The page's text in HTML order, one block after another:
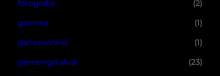
fotografie (2)
gamma (1)
gansewinkel (1)
gemengd afval (23)